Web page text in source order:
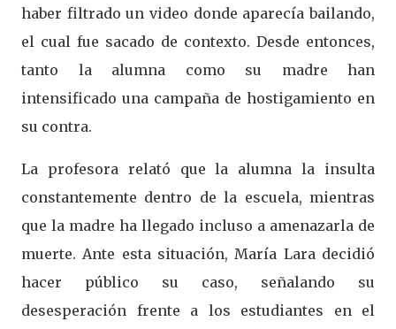
haber filtrado un video donde aparecía bailando,
el cual fue sacado de contexto. Desde entonces,
tanto la alumna como su madre han
intensificado una campaña de hostigamiento en
su contra.
La profesora relató que la alumna la insulta
constantemente dentro de la escuela, mientras
que la madre ha llegado incluso a amenazarla de
muerte. Ante esta situación, María Lara decidió
hacer público su caso, señalando su
desesperación frente a los estudiantes en el